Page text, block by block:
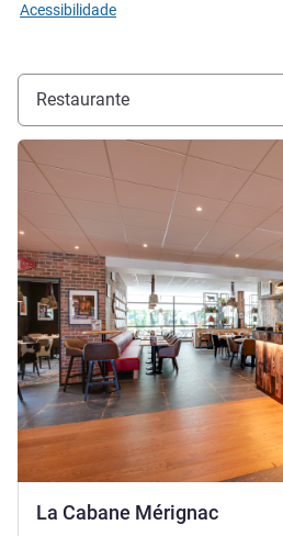
Acessibilidade
Restaurante
La Cabane Mérignac
Ver detalhes